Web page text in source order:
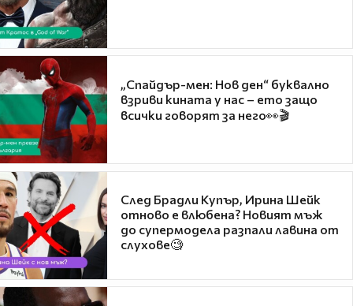
„Спайдър-мен: Нов ден“ буквално
взриви кината у нас – ето защо
всички говорят за него👀🎬
След Брадли Купър, Ирина Шейк
отново е влюбена? Новият мъж
до супермодела разпали лавина от
слухове🧐